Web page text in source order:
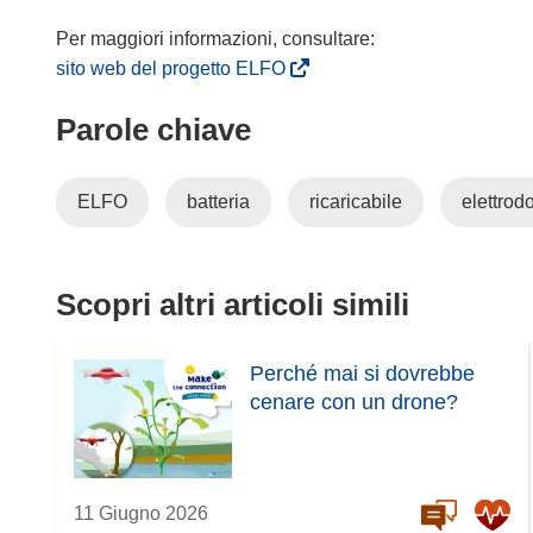
sito web del progetto ELFO(
n
a
n
Parole chiave
ELFO batteria ricaricabile
Scopri altri articoli simili
Perché mai si dovrebbe
cenare con un drone?
11 Giugno 2026